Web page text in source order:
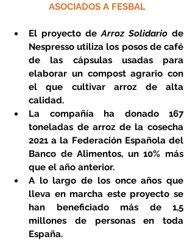
ASOCIADOS A FESBAL
El proyecto de Arroz Solidario de
Nespresso utiliza los posos de café
de las cápsulas usadas para
elaborar un compost agrario con
el que cultivar arroz de alta
calidad.
La compañía ha donado 167
toneladas de arroz de la cosecha
2021 a la Federación Española del
Banco de Alimentos, un 10% más
que el año anterior.
A lo largo de los once años que
lleva en marcha este proyecto se
han beneficiado más de 1,5
millones de personas en toda
España.